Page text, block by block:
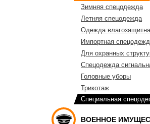
Зимняя спецодежда
Летняя спецодежда
Одежда
Импортная
Для охранных
Спецодежда
Головные уборы
Трикотаж
Специальная
ВОЕННОЕ